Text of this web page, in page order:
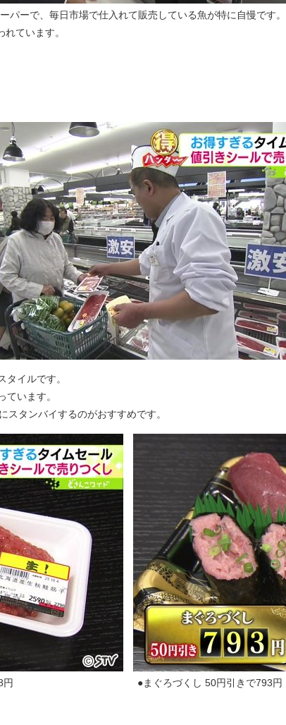
パーで、毎日市場で仕入れて販売している魚が特に自慢です
ています。
イルです。
います。
タンバイするのがおすすめです。
円 ●まぐろづくし 50円引きで793円